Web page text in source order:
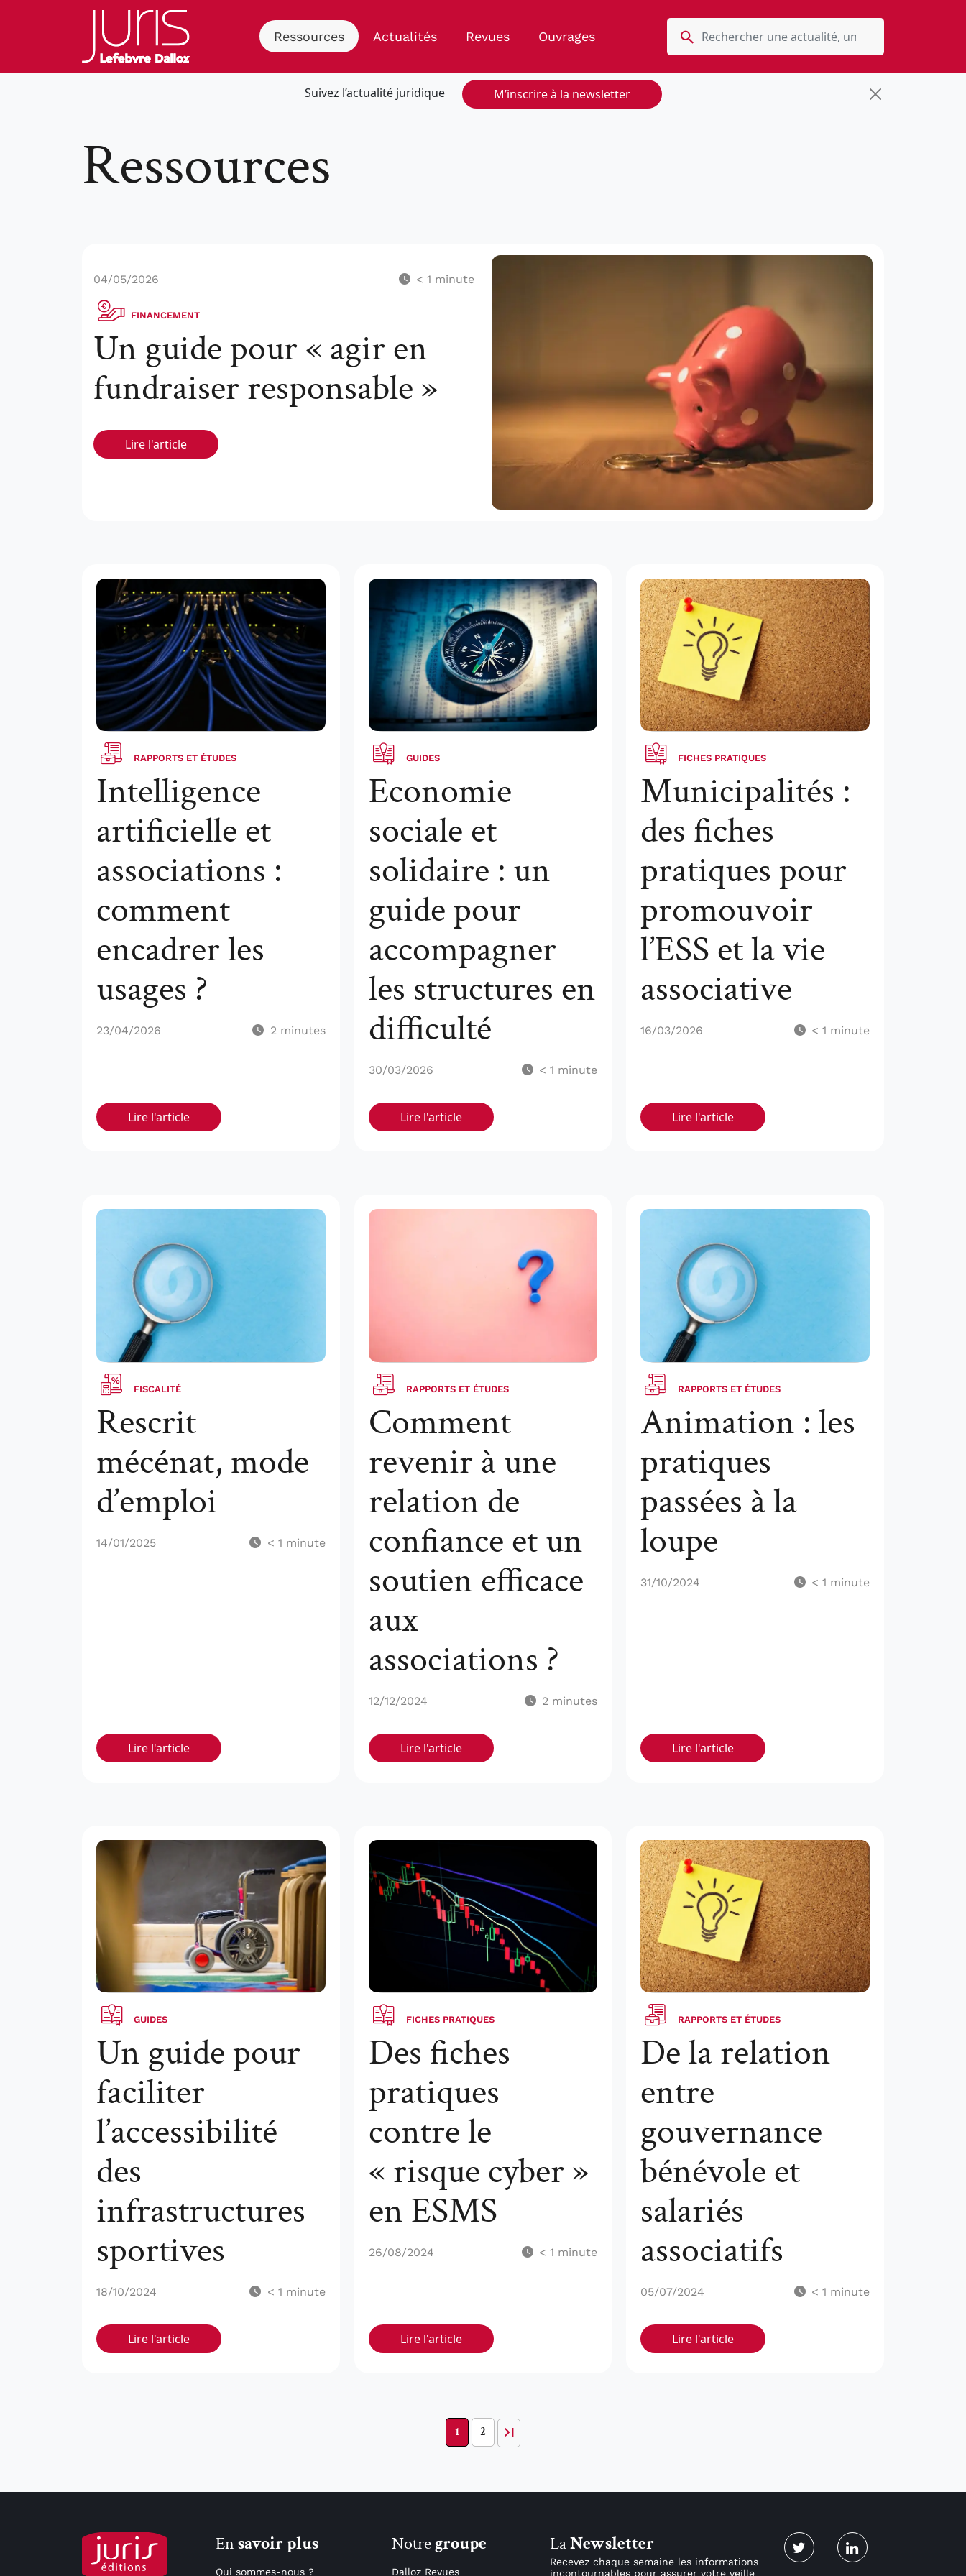
Ressources Actualités Revues Ouvrages
Suivez l’actualité juridique M’inscrire à la newsletter
Ressources
04/05/2026 < 1 minute
FINANCEMENT
Un guide pour « agir en
fundraiser responsable »
Lire l'article
RAPPORTS ET ÉTUDES
Intelligence
artificielle et
associations :
comment
encadrer les
usages ?
23/04/2026 2 minutes
Lire l'article
GUIDES
Economie
sociale et
solidaire : un
guide pour
accompagner
les structures en
difficulté
30/03/2026 < 1 minute
Lire l'article
FICHES PRATIQUES
Municipalités :
des fiches
pratiques pour
promouvoir
l’ESS et la vie
associative
16/03/2026 < 1 minute
Lire l'article
FISCALITÉ
Rescrit
mécénat, mode
d’emploi
14/01/2025 < 1 minute
Lire l'article
RAPPORTS ET ÉTUDES
Comment
revenir à une
relation de
confiance et un
soutien efficace
aux
associations ?
12/12/2024 2 minutes
Lire l'article
RAPPORTS ET ÉTUDES
Animation : les
pratiques
passées à la
loupe
31/10/2024 < 1 minute
Lire l'article
GUIDES
Un guide pour
faciliter
l’accessibilité
des
infrastructures
sportives
18/10/2024 < 1 minute
Lire l'article
FICHES PRATIQUES
Des fiches
pratiques
contre le
« risque cyber »
en ESMS
26/08/2024 < 1 minute
Lire l'article
RAPPORTS ET ÉTUDES
De la relation
entre
gouvernance
bénévole et
salariés
associatifs
05/07/2024 < 1 minute
Lire l'article
1 2
Ensavoir plus
Qui sommes-nous ?
Notregroupe
Dalloz Revues
LaNewsletter
Recevez chaque semaine les informations
incontournables pour assurer votre veille